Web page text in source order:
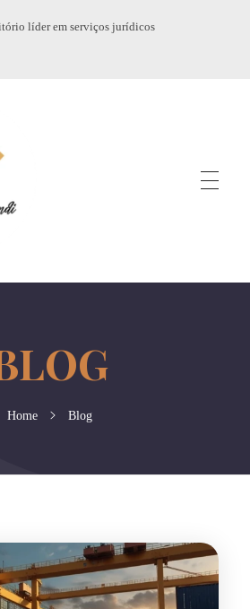
líder em serviços jurídicos
Home Blog